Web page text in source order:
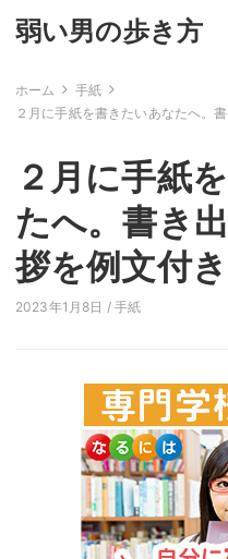
弱い男の歩き方
ホーム
手紙
２月に手紙を書きたいあなたへ。
２月に手紙
たへ。書き
拶を例文付
2023年1月8日 / 手紙